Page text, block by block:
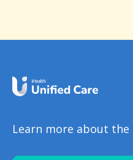
Learn more about the